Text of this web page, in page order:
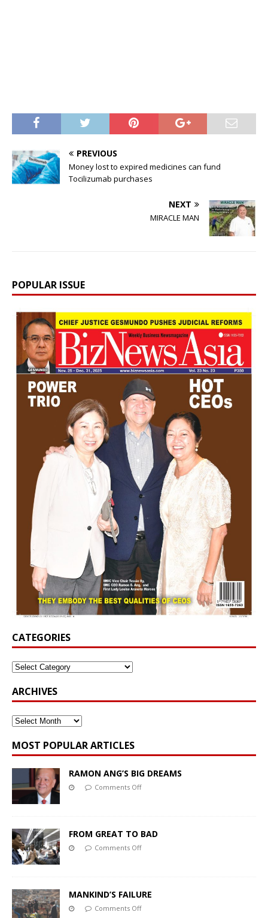
PREVIOUS
Money lost to expired medicines can fund
Tocilizumab purchases
NEXT
MIRACLE MAN
POPULAR ISSUE
CATEGORIES
ARCHIVES
MOST POPULAR ARTICLES
RAMON ANG’S BIG DREAMS
Comments Off
FROM GREAT TO BAD
Comments Off
MANKIND’S FAILURE
Comments Off